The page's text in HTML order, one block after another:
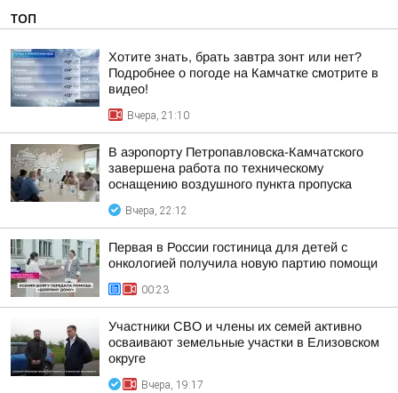
ТОП
Хотите знать, брать завтра зонт или нет?
Подробнее о погоде на Камчатке смотрите в
видео!
Вчера, 21:10
В аэропорту Петропавловска-Камчатского
завершена работа по техническому
оснащению воздушного пункта пропуска
Вчера, 22:12
Первая в России гостиница для детей с
онкологией получила новую партию помощи
00:23
Участники СВО и члены их семей активно
осваивают земельные участки в Елизовском
округе
Вчера, 19:17